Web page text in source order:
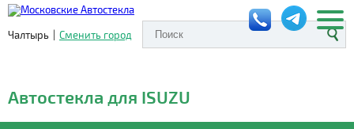
Чалтырь | Сменить город
Автостекла для ISUZU